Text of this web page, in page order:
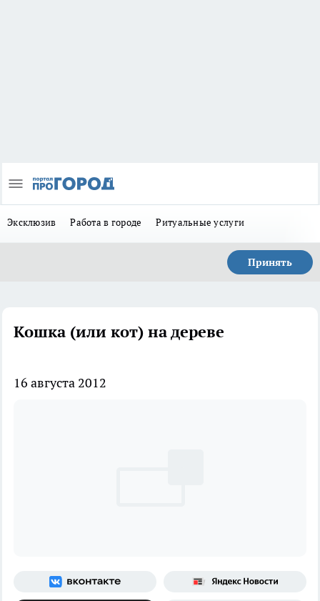
Эксклюзив Работа в городе Ритуальные услуги
Принять
Кошка (или кот) на дереве
16 августа 2012